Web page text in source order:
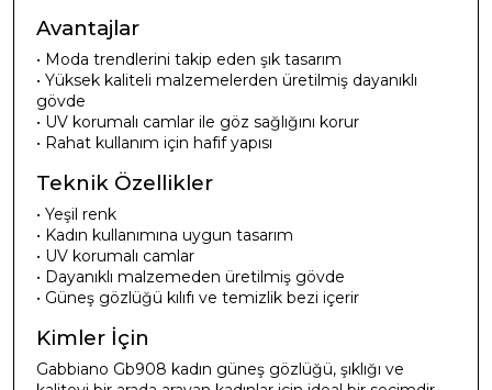
Avantajlar
• Moda trendlerini takip eden şık tasarım
• Yüksek kaliteli malzemelerden üretilmiş dayanıklı
gövde
• UV korumalı camlar ile göz sağlığını korur
• Rahat kullanım için hafif yapısı
Teknik Özellikler
• Yeşil renk
• Kadın kullanımına uygun tasarım
• UV korumalı camlar
• Dayanıklı malzemeden üretilmiş gövde
• Güneş gözlüğü kılıfı ve temizlik bezi içerir
Kimler İçin
Gabbiano Gb908 kadın güneş gözlüğü, şıklığı ve